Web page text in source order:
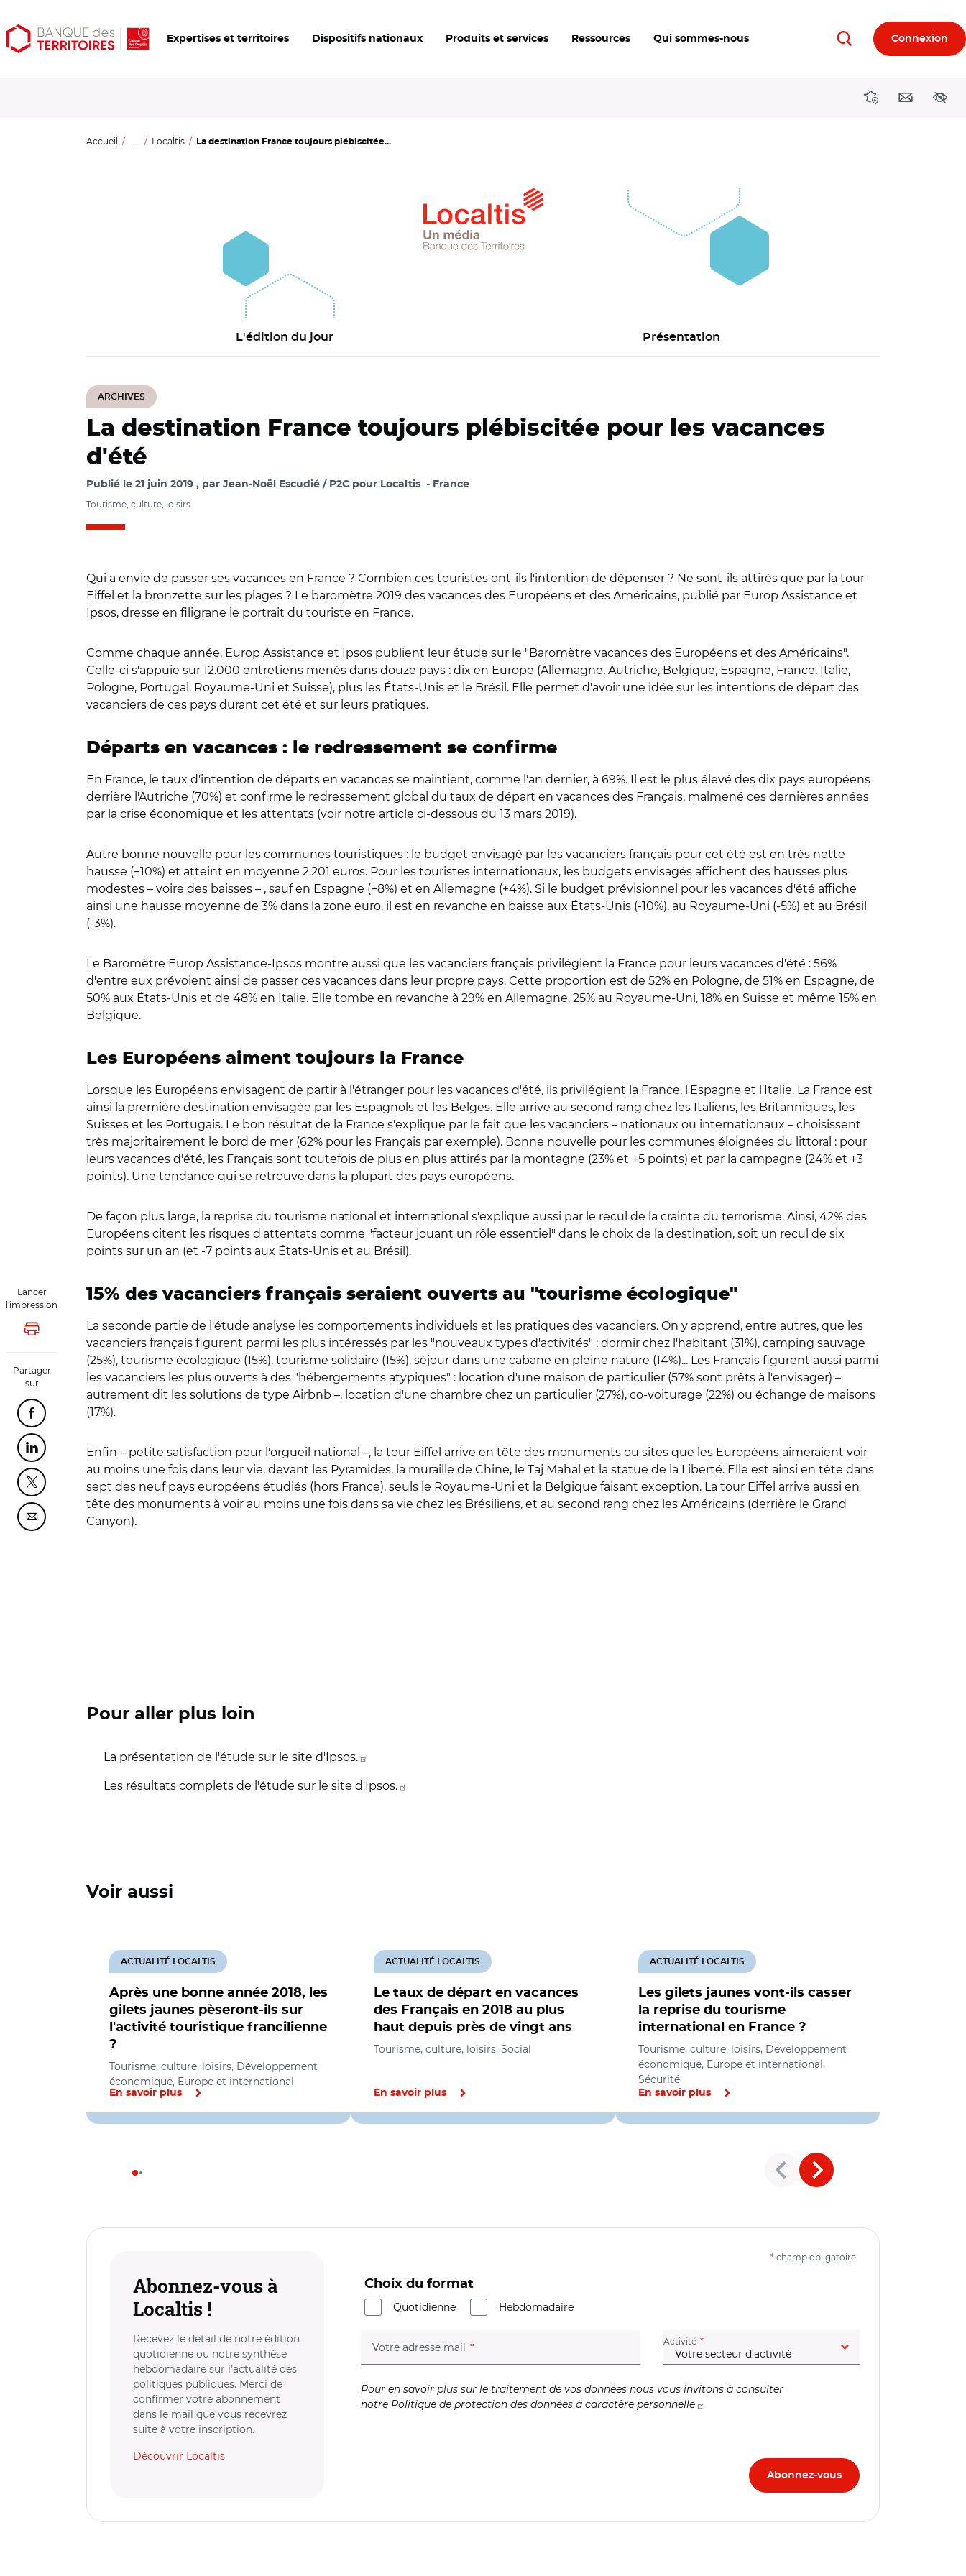
Aller
au
Aller
au
Ouvrir
les
Expertises et territoires Dispositifs nationaux Produits et services Ressources Qui sommes-nous RechercherConnexion
DirectionsContact
Accueil ... Localtis La destination France toujours plébiscitée...
L'édition du jour Présentation
ARCHIVES
Lancer
l'impression
Lancer l'impression
Partager
sur
Partager cette page sur Facebook
Partager cette page sur Linkedin
Partager cette page sur Twitter
Partager cette page sur Courriel
La destination France toujours plébiscitée pour les vacances
d'été
Publié le 21 juin 2019 par Jean-Noël Escudié / P2C pour Localtis France
Tourisme, culture, loisirs
Qui a envie de passer ses vacances en France ? Combien ces touristes ont-ils l'intention de dépenser ? Ne sont-ils attirés que par la tour
Eiffel et la bronzette sur les plages ? Le baromètre 2019 des vacances des Européens et des Américains, publié par Europ Assistance et
Ipsos, dresse en filigrane le portrait du touriste en France.
Comme chaque année, Europ Assistance et Ipsos publient leur étude sur le "Baromètre vacances des Européens et des Américains".
Celle-ci s'appuie sur 12.000 entretiens menés dans douze pays : dix en Europe (Allemagne, Autriche, Belgique, Espagne, France, Italie,
Pologne, Portugal, Royaume-Uni et Suisse), plus les États-Unis et le Brésil. Elle permet d'avoir une idée sur les intentions de départ des
vacanciers de ces pays durant cet été et sur leurs pratiques.
Départs en vacances : le redressement se confirme
En France, le taux d'intention de départs en vacances se maintient, comme l'an dernier, à 69%. Il est le plus élevé des dix pays européens
derrière l'Autriche (70%) et confirme le redressement global du taux de départ en vacances des Français, malmené ces dernières années
par la crise économique et les attentats (voir notre article ci-dessous du 13 mars 2019).
Autre bonne nouvelle pour les communes touristiques : le budget envisagé par les vacanciers français pour cet été est en très nette
hausse (+10%) et atteint en moyenne 2.201 euros. Pour les touristes internationaux, les budgets envisagés affichent des hausses plus
modestes – voire des baisses – , sauf en Espagne (+8%) et en Allemagne (+4%). Si le budget prévisionnel pour les vacances d'été affiche
ainsi une hausse moyenne de 3% dans la zone euro, il est en revanche en baisse aux États-Unis (-10%), au Royaume-Uni (-5%) et au Brésil
(-3%).
Le Baromètre Europ Assistance-Ipsos montre aussi que les vacanciers français privilégient la France pour leurs vacances d'été : 56%
d'entre eux prévoient ainsi de passer ces vacances dans leur propre pays. Cette proportion est de 52% en Pologne, de 51% en Espagne, de
50% aux États-Unis et de 48% en Italie. Elle tombe en revanche à 29% en Allemagne, 25% au Royaume-Uni, 18% en Suisse et même 15% en
Belgique.
Les Européens aiment toujours la France
Lorsque les Européens envisagent de partir à l'étranger pour les vacances d'été, ils privilégient la France, l'Espagne et l'Italie. La France est
ainsi la première destination envisagée par les Espagnols et les Belges. Elle arrive au second rang chez les Italiens, les Britanniques, les
Suisses et les Portugais. Le bon résultat de la France s'explique par le fait que les vacanciers – nationaux ou internationaux – choisissent
très majoritairement le bord de mer (62% pour les Français par exemple). Bonne nouvelle pour les communes éloignées du littoral : pour
leurs vacances d'été, les Français sont toutefois de plus en plus attirés par la montagne (23% et +5 points) et par la campagne (24% et +3
points). Une tendance qui se retrouve dans la plupart des pays européens.
De façon plus large, la reprise du tourisme national et international s'explique aussi par le recul de la crainte du terrorisme. Ainsi, 42% des
Européens citent les risques d'attentats comme "facteur jouant un rôle essentiel" dans le choix de la destination, soit un recul de six
points sur un an (et -7 points aux États-Unis et au Brésil).
15% des vacanciers français seraient ouverts au "tourisme écologique"
La seconde partie de l'étude analyse les comportements individuels et les pratiques des vacanciers. On y apprend, entre autres, que les
vacanciers français figurent parmi les plus intéressés par les "nouveaux types d'activités" : dormir chez l'habitant (31%), camping sauvage
(25%), tourisme écologique (15%), tourisme solidaire (15%), séjour dans une cabane en pleine nature (14%)... Les Français figurent aussi parmi
les vacanciers les plus ouverts à des "hébergements atypiques" : location d'une maison de particulier (57% sont prêts à l'envisager) –
autrement dit les solutions de type Airbnb –, location d'une chambre chez un particulier (27%), co-voiturage (22%) ou échange de maisons
(17%).
Enfin – petite satisfaction pour l'orgueil national –, la tour Eiffel arrive en tête des monuments ou sites que les Européens aimeraient voir
au moins une fois dans leur vie, devant les Pyramides, la muraille de Chine, le Taj Mahal et la statue de la Liberté. Elle est ainsi en tête dans
sept des neuf pays européens étudiés (hors France), seuls le Royaume-Uni et la Belgique faisant exception. La tour Eiffel arrive aussi en
tête des monuments à voir au moins une fois dans sa vie chez les Brésiliens, et au second rang chez les Américains (derrière le Grand
Canyon).
Pour aller plus loin
La présentation de l'étude sur le site d'Ipsos.
Les résultats complets de l'étude sur le site d'Ipsos.
Voir aussi
Après une bonne année 2018, les
gilets jaunes pèseront-ils sur
l'activité touristique francilienne
?
ACTUALITÉ LOCALTIS
Tourisme, culture, loisirs, Développement
économique, Europe et international
En savoir plus
Le taux de départ en vacances
des Français en 2018 au plus
haut depuis près de vingt ans
ACTUALITÉ LOCALTIS
Tourisme, culture, loisirs, Social
En savoir plus
Les gilets jaunes vont-ils casser
la reprise du tourisme
international en France ?
ACTUALITÉ LOCALTIS
Tourisme, culture, loisirs, Développement
économique, Europe et international,
Sécurité
En savoir plus
Abonnez-vous à
Localtis !
Recevez le détail de notre édition
quotidienne ou notre synthèse
hebdomadaire sur l’actualité des
politiques publiques. Merci de
confirmer votre abonnement
dans le mail que vous recevrez
suite à votre inscription.
Découvrir Localtis
* champ obligatoire
Choix du format
Quotidienne
Hebdomadaire
Votre adresse mail (champ obligatoire) Activité (champ obligatoire)
Pour en savoir plus sur le traitement de vos données nous vous invitons à consulter
notre Politique de protection des données à caractère personnelle